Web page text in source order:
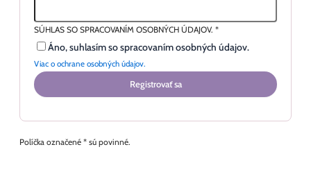
SÚHLAS SO SPRACOVANÍM OSOBNÝCH ÚDAJOV. *
Áno, suhlasím so spracovaním osobných údajov.
Viac o ochrane osobných údajov.
Registrovať sa
Políčka označené * sú povinné.